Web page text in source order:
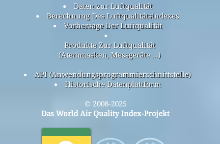
Daten zur Luftqualität
Berechnung Des Luftqualitätsindexes
Vorhersage Der Luftqualität
Produkte Zur Luftqualität
(Atemmasken, Messgeräte ...)
API (Anwendungsprogrammierschnittstelle)
Historische Datenplattform
© 2008-2025
Das World Air Quality Index-Projekt